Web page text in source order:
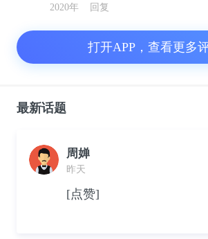
2020年 回复
打开APP，查看更多
最新话题
周婵
昨天
[点赞]